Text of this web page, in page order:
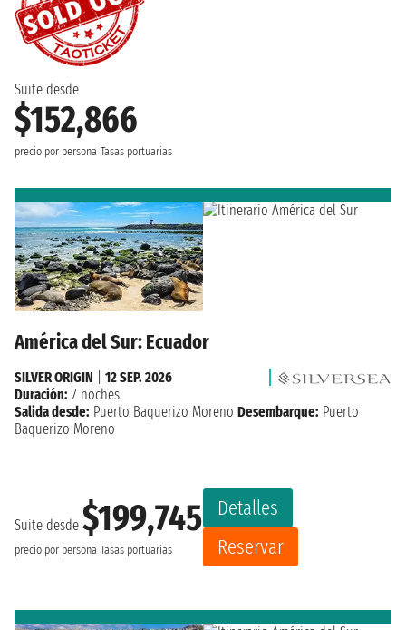
Suite desde
$152,866
precio por persona Tasas portuarias
América del Sur: Ecuador
Suite desde $199,745
precio por persona Tasas portuarias
Detalles
Reservar
SILVER ORIGIN
12 SEP. 2026
Duración: 7 noches
Salida desde: Puerto Baquerizo Moreno Desembarque: Puerto
Baquerizo Moreno